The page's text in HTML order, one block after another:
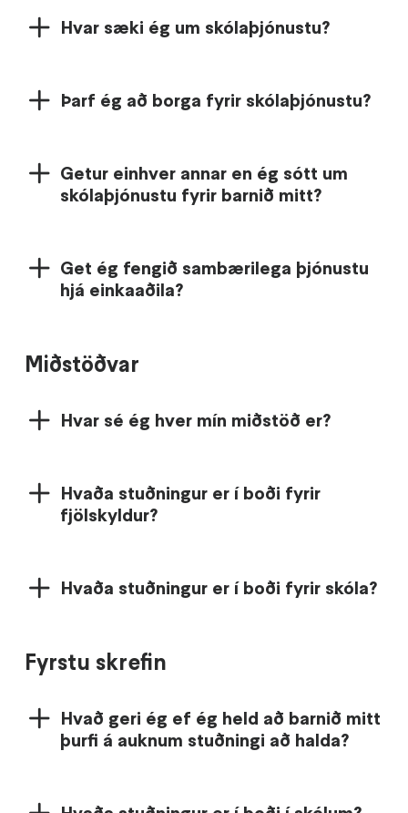
Hvar sæki ég um skólaþjónustu?
Þarf ég að borga fyrir skólaþjónustu?
Getur einhver annar en ég sótt um
skólaþjónustu fyrir barnið mitt?
Get ég fengið sambærilega þjónustu
hjá einkaaðila?
Miðstöðvar
Hvar sé ég hver mín miðstöð er?
Hvaða stuðningur er í boði fyrir
fjölskyldur?
Hvaða stuðningur er í boði fyrir skóla?
Fyrstu skrefin
Hvað geri ég ef ég held að barnið mitt
þurfi á auknum stuðningi að halda?